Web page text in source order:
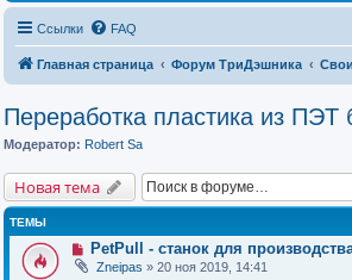
Ссылки FAQ
Главная страница Форум ТриДэшника
Переработка пластика из ПЭТ
Модератор: Robert Sa
Новая тема
ТЕМЫ
PetPull - cтанок для
Zneipas » 20 ноя 2019, 14:41